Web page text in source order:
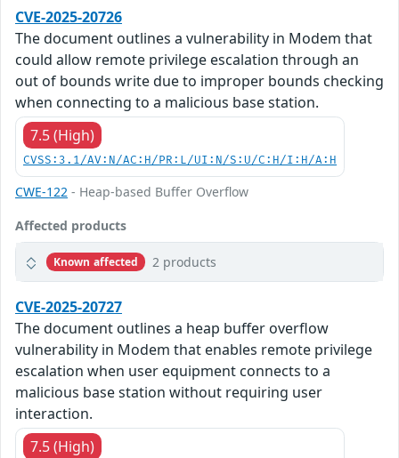
CVE-2025-20726
The document outlines a vulnerability in Modem that
could allow remote privilege escalation through an
out of bounds write due to improper bounds checking
when connecting to a malicious base station.
7.5 (High)
CVSS:3.1/AV:N/AC:H/PR:L/UI:N/S:U/C:H/I:H/A:H
CWE-122 - Heap-based Buffer Overflow
Affected products
Known affected 2 products
CVE-2025-20727
The document outlines a heap buffer overflow
vulnerability in Modem that enables remote privilege
escalation when user equipment connects to a
malicious base station without requiring user
interaction.
7.5 (High)